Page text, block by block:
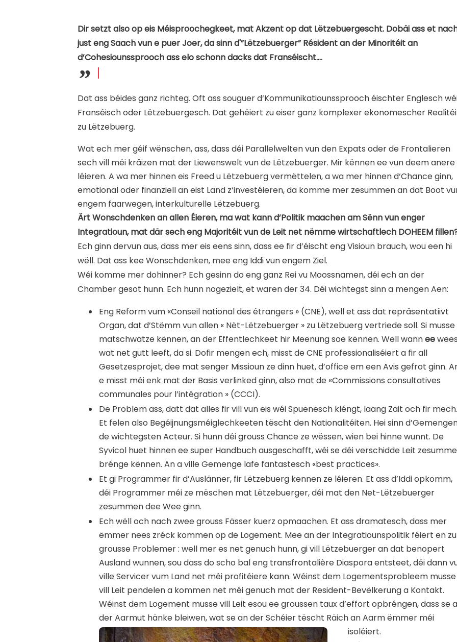
Dir setzt also op eis Méisproochegkeet, mat Akzent op dat Lëtzebuergescht. Dobäi ass et
just eng Saach vun e puer Joer, da sinn d'”Lëtzebuerger” Résident an der Minoritéit an
d’Cohesiounssprooch ass elo schonn dacks dat Franséischt….
Dat ass béides ganz richteg. Oft ass souguer d‘Kommunikatiounssprooch éischter Englesch
Franséisch oder Lëtzebuergesch. Dat gehéiert zu eiser ganz komplexer ekonomescher
zu Lëtzebuerg.
Wat ech mer géif wënschen, ass, dass déi Parallelwelten vun den Expats oder de Frontalieren
sech vill méi kräizen mat der Liewenswelt vun de Lëtzebuerger. Mir kënnen ee vun deem anere
léieren. A wa mer hinnen eis Freed u Lëtzebuerg vermëttelen, a wa mer hinnen d‘Chance ginn,
emotional oder finanziell an eist Land z‘investéieren, da komme mer zesummen an dat Boot
engem faarwegen, interkulturelle Lëtzebuerg.
Ärt Wonschdenken an allen Éieren, ma wat kann d’Politik maachen am Sënn vun enger
Integratioun, mat där sech eng Majoritéit vun de Leit net nëmme wirtschaftlech DOHEEM
Ech ginn dervun aus, dass mer eis eens sinn, dass ee fir d’éischt eng Visioun brauch, wou een hi
wëll. Dat ass kee Wonschdenken, mee eng Iddi vun engem Ziel.
Wéi komme mer dohinner? Ech gesinn do eng ganz Rei vu Moossnamen, déi ech an der
Chamber gesot hunn. Ech hunn nogezielt, et waren der 34. Déi wichtegst sinn a mengen Aen:
Eng Reform vum «Conseil national des étrangers » (CNE), well et ass dat repräsentatiivt
Organ, dat d’Stëmm vun allen « Nët-Lëtzebuerger » zu Lëtzebuerg vertriede soll. Si musse
matschwätze kënnen, an der Ëffentlechkeet hir Meenung soe kënnen. Well wannee
wat net gutt leeft, da si. Dofir mengen ech, misst de CNE professionaliséiert a fir all
Gesetzesprojet, dee mat senger Missioun ze dinn huet, d’office em een Avis gefrot ginn.
e misst méi enk mat der Basis verlinked ginn, also mat de «Commissions consultatives
communales pour l’intégration » (CCCI).
De Problem ass, datt dat alles fir vill vun eis wéi Spuenesch kléngt, laang Zäit och fir mech.
Et felen also Begéijnungsméiglechkeeten tëscht den Nationalitéiten. Hei sinn
de wichtegsten Acteur. Si hunn déi grouss Chance ze wëssen, wien bei hinne wunnt. De
Syvicol huet hinnen ee super Handbuch ausgeschafft, wéi se déi verschidde Leit zesumme
brénge kënnen. An a ville Gemenge lafe fantastesch «best practices».
Et gi Programmer fir d’Auslänner, fir Lëtzebuerg kennen ze léieren. Et ass d’Iddi opkomm,
déi Programmer méi ze mëschen mat Lëtzebuerger, déi mat den Net-Lëtzebuerger
zesummen dee Wee ginn.
Ech wëll och nach zwee grouss Fässer kuerz opmaachen. Et ass dramatesch, dass mer
ëmmer nees zréck kommen op de Logement. Mee an der Integratiounspolitik féiert en zu
grousse Problemer : well mer es net genuch hunn, gi vill Lëtzebuerger an dat benopert
Ausland wunnen, sou dass do scho bal eng transfrontalière Diaspora entsteet, déi dann
ville Servicer vum Land net méi profitéiere kann. Wéinst dem Logementsprobleem musse
vill Leit pendelen a kommen net méi genuch mat der Resident-Bevëlkerung a Kontakt.
Wéinst dem Logement musse vill Leit esou ee groussen taux d’effort opbréngen, dass se
der Aarmut hänke bleiwen, wat se an der Schéier tëscht Räich an Aarm ëmmer méi
isoléiert.